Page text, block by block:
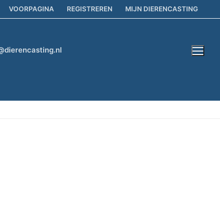
VOORPAGINA REGISTREREN MIJN DIERENCASTING